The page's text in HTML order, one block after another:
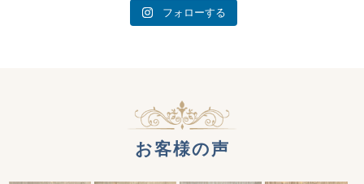
フォローする
お客様の声